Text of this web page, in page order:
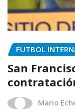
FUTBOL
San
Mario